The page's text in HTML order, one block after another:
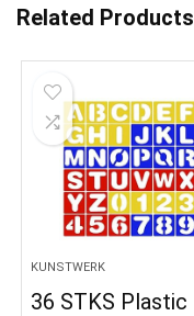
Related Products
KUNSTWERK
36 STKS Plastic